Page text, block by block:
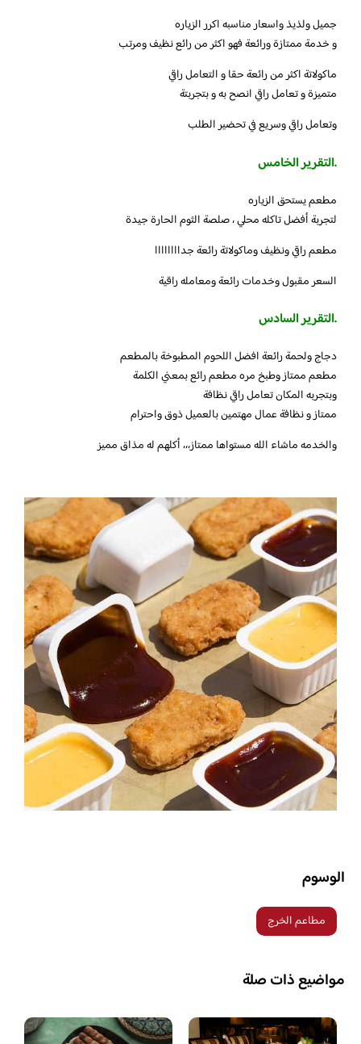
جميل ولذيذ واسعار مناسبه اكرر الزياره
و خدمة ممتازة ورائعة فهو اكثر من رائع نظيف ومرتب
ماكولاتة اكثر من رائعة حقا و التعامل راقي
متميزة و تعامل راقي انصح به و بتجربتة
وتعامل راقي وسريع في تحضير الطلب
.التقرير الخامس
مطعم يستحق الزياره
لتجربة أفضل تاكله محلي ، صلصة الثوم الحارة جيدة
مطعم راقي ونظيف وماكولاتة رائعة جداااااااا
السعر مقبول وخدمات رائعة ومعامله راقية
.التقرير السادس
دجاج ولحمة رائعة افضل اللحوم المطبوخة بالمطعم
مطعم ممتاز وطبخ مره مطعم رائع بمعني الكلمة
وبتجربه المكان تعامل راقي نظافة
ممتاز و نظافة عمال مهتمين بالعميل ذوق واحترام
والخدمه ماشاء الله مستواها ممتاز،،، أكلهم له مذاق مميز
الوسوم
مطاعم الخرج
مواضيع ذات صلة